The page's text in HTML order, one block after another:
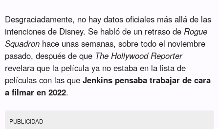
Desgraciadamente, no hay datos oficiales más allá de las
intenciones de Disney. Se habló de un retraso deRogue
Squadron hace unas semanas, sobre todo el noviembre
pasado, después de que The Hollywood Reporter
revelara que la película ya no estaba en la lista de
películas con las queJenkins pensaba trabajar de cara
a filmar en 2022.
PUBLICIDAD